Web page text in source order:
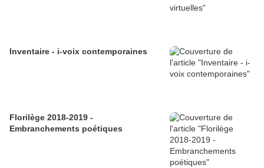
Inventaire - i-voix contemporaines
Florilège 2018-2019 -
Embranchements poétiques